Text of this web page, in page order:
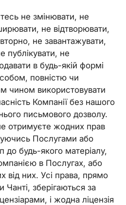
не змінювати, не
не відтворювати,
не завантажувати,
публікувати, не
в будь-якій формі
повністю чи
чином використовувати
Компанії без нашого
письмового дозволу.
отримуєте жодних прав
Послугами або
будь-якого матеріалу,
в Послугах, або
від них. Усі права, прямо
Чанті, зберігаються за
і жодна ліцензія